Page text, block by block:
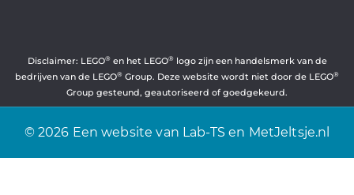
Disclaimer: LEGO®en het LEGO®logo zijn een handelsmerk van de
bedrijven van de LEGO® Group. Deze website wordt niet door de LEGO®
Group gesteund, geautoriseerd of goedgekeurd.
© 2026 Een website van Lab-TS en MetJeltsje.nl